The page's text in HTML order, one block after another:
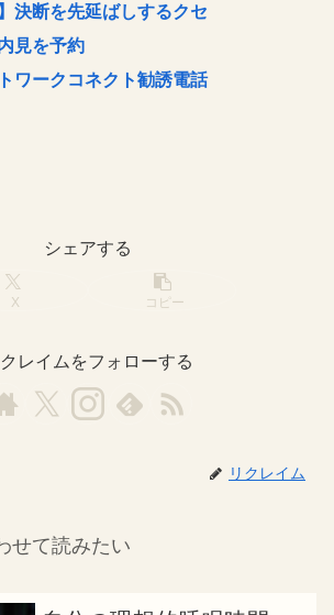
決断を先延ばしするクセ
見を予約
ワークコネクト勧誘電話
シェアする
X コピー
レイムをフォローする
リクレイム
せて読みたい